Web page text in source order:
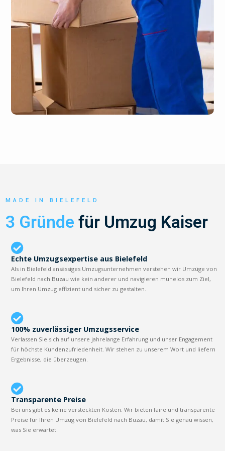
MADE IN BIELEFELD
3 Gründe für Umzug Kaiser
Echte Umzugsexpertise aus Bielefeld
Als in Bielefeld ansässiges Umzugsunternehmen verstehen wir Umzüge von
Bielefeld nach Buzau wie kein anderer und navigieren mühelos zum Ziel,
um Ihren Umzug effizient und sicher zu gestalten.
100% zuverlässiger Umzugsservice
Verlassen Sie sich auf unsere jahrelange Erfahrung und unser Engagement
für höchste Kundenzufriedenheit. Wir stehen zu unserem Wort und liefern
Ergebnisse, die überzeugen.
Transparente Preise
Bei uns gibt es keine versteckten Kosten. Wir bieten faire und transparente
Preise für Ihren Umzug von Bielefeld nach Buzau, damit Sie genau wissen,
was Sie erwartet.